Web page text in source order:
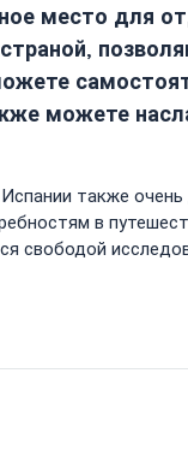
место для
можете
также
в
свободой